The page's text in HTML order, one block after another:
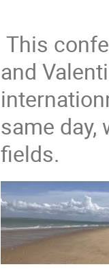
This
and
same
fields.